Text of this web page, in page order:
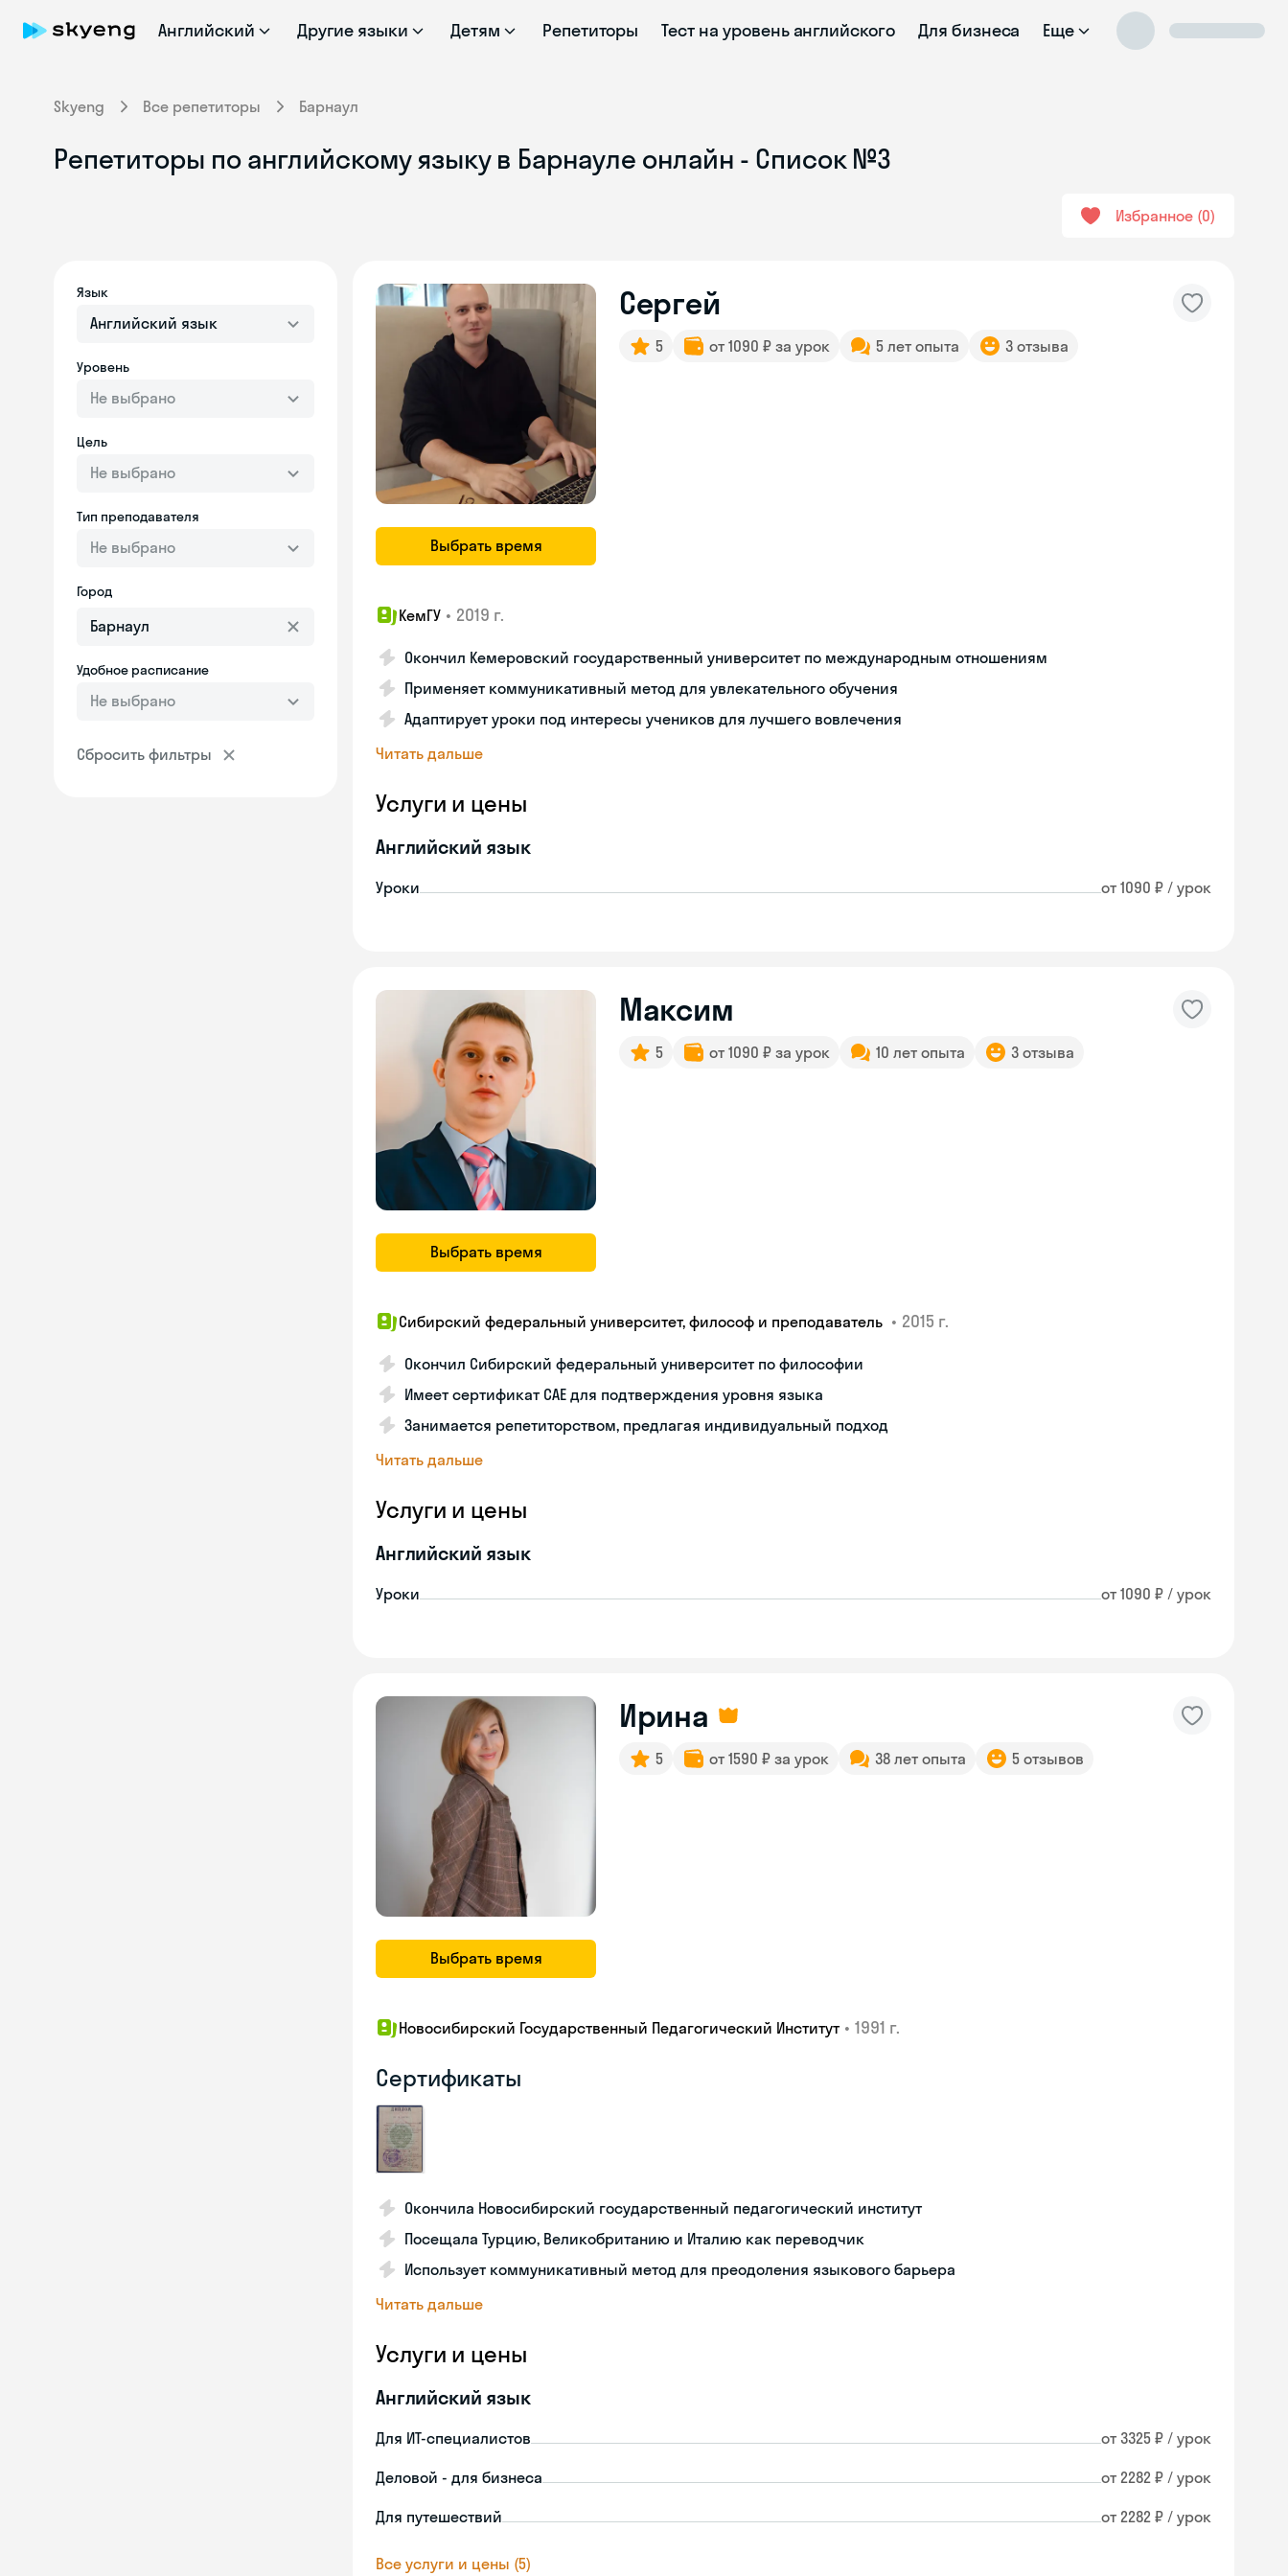
Английский Другие языки Детям Репетиторы Тест на уровень английского Для бизнеса Еще
Skyeng Все репетиторы Барнаул
Репетиторы по английскому языку в Барнауле онлайн - Список №3
Избранное 0
Язык
Английский язык
Уровень
Не выбрано
Цель
Не выбрано
Тип преподавателя
Не выбрано
Город
Удобное расписание
Не выбрано
Сбросить фильтры
Выбрать время
Сергей
5 от 1090 ₽ за урок 5 лет опыта 3 отзыва
КемГУ • 2019 г.
Окончил Кемеровский государственный университет по международным отношениям
Применяет коммуникативный метод для увлекательного обучения
Адаптирует уроки под интересы учеников для лучшего вовлечения
Читать дальше
Услуги и цены
Английский язык
Уроки от 1090 ₽ / урок
Выбрать время
Максим
5 от 1090 ₽ за урок 10 лет опыта 3 отзыва
Сибирский федеральный университет, философ и преподаватель • 2015 г.
Окончил Сибирский федеральный университет по философии
Имеет сертификат CAE для подтверждения уровня языка
Занимается репетиторством, предлагая индивидуальный подход
Читать дальше
Услуги и цены
Английский язык
Уроки от 1090 ₽ / урок
Выбрать время
Ирина
5 от 1590 ₽ за урок 38 лет опыта 5 отзывов
Новосибирский Государственный Педагогический Институт • 1991 г.
Сертификаты
Окончила Новосибирский государственный педагогический институт
Посещала Турцию, Великобританию и Италию как переводчик
Использует коммуникативный метод для преодоления языкового барьера
Читать дальше
Услуги и цены
Английский язык
Для ИТ-специалистов от 3325 ₽ / урок
Деловой - для бизнеса от 2282 ₽ / урок
Для путешествий от 2282 ₽ / урок
Все услуги и цены (5)